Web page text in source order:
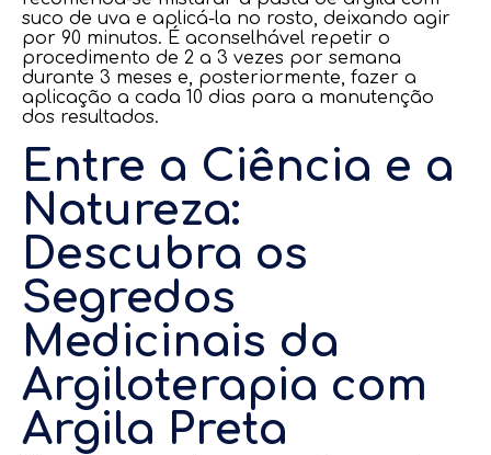
suco de uva e aplicá-la no rosto, deixando agir
por 90 minutos. É aconselhável repetir o
procedimento de 2 a 3 vezes por semana
durante 3 meses e, posteriormente, fazer a
aplicação a cada 10 dias para a manutenção
dos resultados.
Entre a Ciência e a
Natureza:
Descubra os
Segredos
Medicinais da
Argiloterapia com
Argila Preta